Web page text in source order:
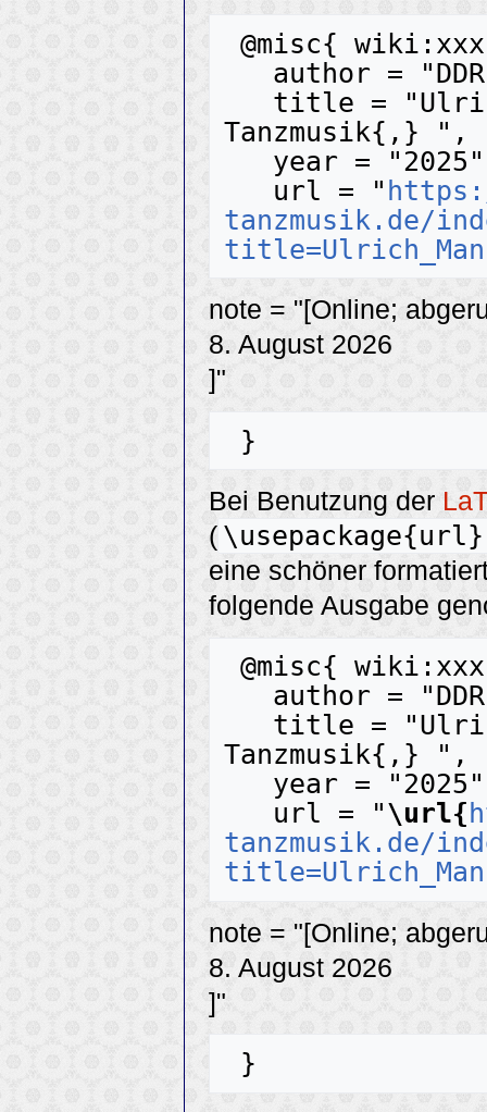
Tanzmusik{,} ",
   url = "
tanzmusik.de/
note = "[Online;
8. August 2026
]"
Bei Benutzung der
( \usepackage{url}
eine schöner
folgende Ausgabe
Tanzmusik{,} ",
   url = "
\url{
tanzmusik.de/
note = "[Online;
8. August 2026
]"